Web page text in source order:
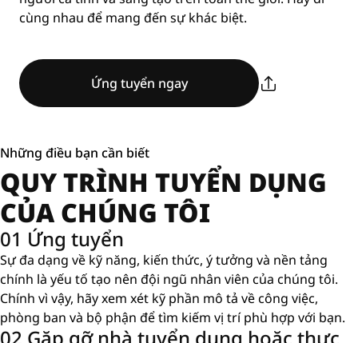
cùng nhau để mang đến sự khác biệt.
Ứng tuyển ngay
Những điều bạn cần biết
QUY TRÌNH TUYỂN DỤNG
CỦA CHÚNG TÔI
01 Ứng tuyển
Sự đa dạng về kỹ năng, kiến ​​thức, ý tưởng và nền tảng
chính là yếu tố tạo nên đội ngũ nhân viên của chúng tôi.
Chính vì vậy, hãy xem xét kỹ phần mô tả về công việc,
phòng ban và bộ phận để tìm kiếm vị trí phù hợp với bạn.